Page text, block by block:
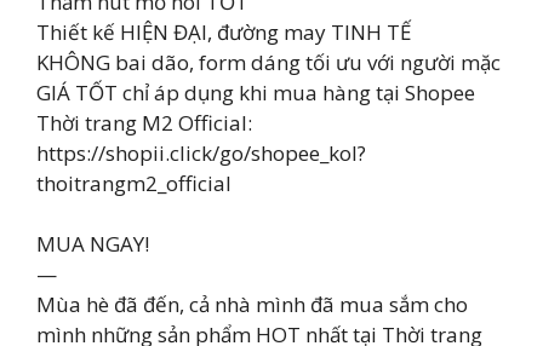
Thiết kế HIỆN ĐẠI, đường may TINH TẾ
KHÔNG bai dão, form dáng tối ưu với người mặc
GIÁ TỐT chỉ áp dụng khi mua hàng tại Shopee
Thời trang M2 Official:
https://shopii.click/go/shopee_kol?
thoitrangm2_official
MUA NGAY!
—
Mùa hè đã đến, cả nhà mình đã mua sắm cho
mình những sản phẩm HOT nhất tại Thời trang